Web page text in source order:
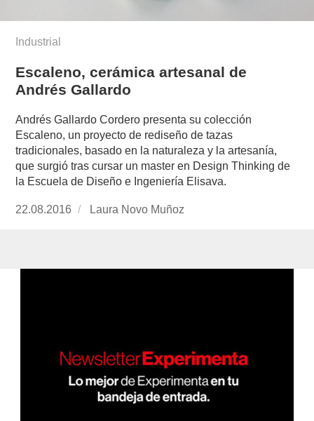
Industrial
Escaleno, cerámica artesanal de
Andrés Gallardo
Andrés Gallardo Cordero presenta su colección
Escaleno, un proyecto de rediseño de tazas
tradicionales, basado en la naturaleza y la artesanía,
que surgió tras cursar un master en Design Thinking de
la Escuela de Diseño e Ingeniería Elisava.
Publicado
22.08.2016
https://www.experimenta.es/author/laura-
Laura Novo Muñoz